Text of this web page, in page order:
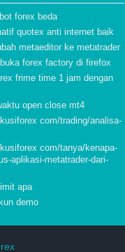
forex beda
quotex anti internet baik
metaeditor ke metatrader
forex factory di firefox
frime time 1 jam dengan
open close mt4
com/trading/analisa-
com/tanya/kenapa-
aplikasi-metatrader-dari-
apa
demo